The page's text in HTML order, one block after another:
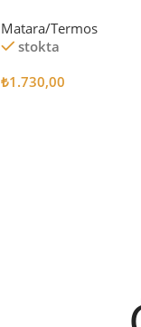
Matara/Termos
stokta
₺1.730,00